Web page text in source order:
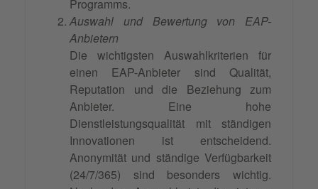
Programms.
Auswahl und Bewertung von EAP-
Anbietern
Die wichtigsten Auswahlkriterien für
einen EAP-Anbieter sind Qualität,
Reputation und die Beziehung zum
Anbieter. Eine hohe
Dienstleistungsqualität mit ständigen
Innovationen ist entscheidend.
Anonymität und ständige Verfügbarkeit
(24/7/365) sind besonders wichtig.